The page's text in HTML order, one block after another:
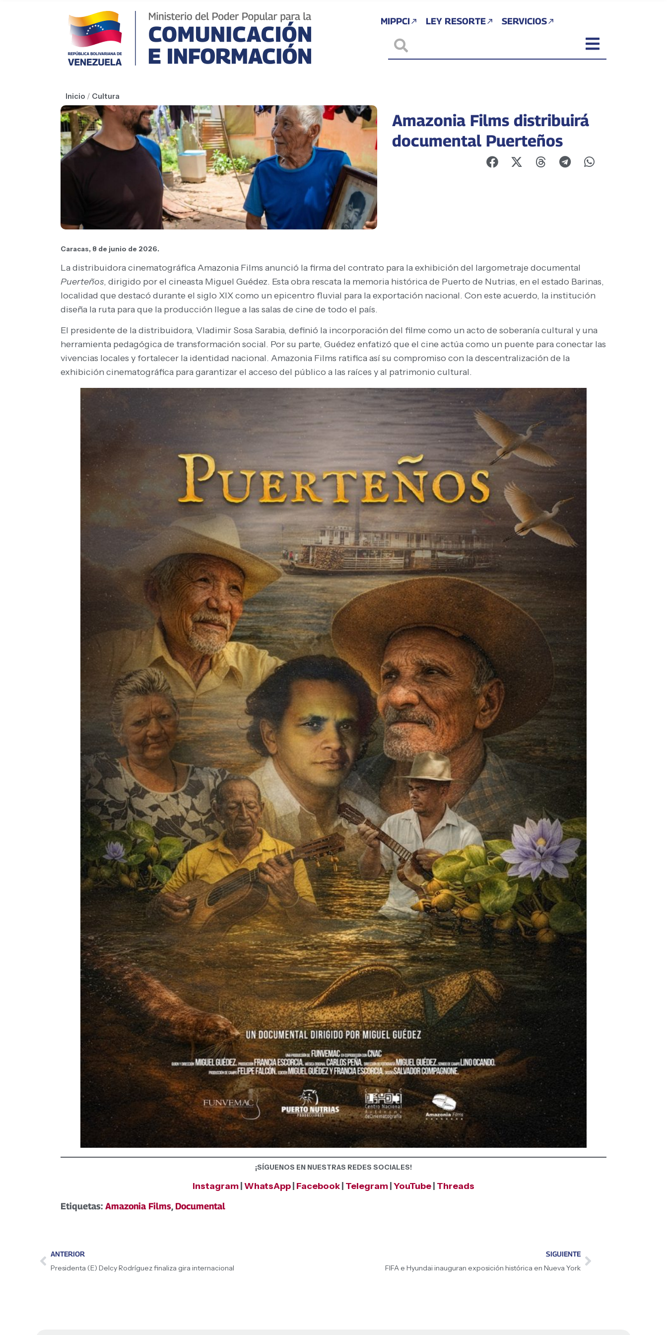
MIPPCI LEY RESORTE SERVICIOS
Inicio / Cultura
Amazonia Films distribuirá
documental Puerteños
Caracas, 8 de junio de 2026.
La distribuidora cinematográfica Amazonia Films anunció la firma del contrato para la exhibición del largometraje documental
Puerteños, dirigido por el cineasta Miguel Guédez. Esta obra rescata la memoria histórica de Puerto de Nutrias, en el estado Barinas,
localidad que destacó durante el siglo XIX como un epicentro fluvial para la exportación nacional. Con este acuerdo, la institución
diseña la ruta para que la producción llegue a las salas de cine de todo el país.
El presidente de la distribuidora, Vladimir Sosa Sarabia, definió la incorporación del filme como un acto de soberanía cultural y una
herramienta pedagógica de transformación social. Por su parte, Guédez enfatizó que el cine actúa como un puente para conectar las
vivencias locales y fortalecer la identidad nacional. Amazonia Films ratifica así su compromiso con la descentralización de la
exhibición cinematográfica para garantizar el acceso del público a las raíces y al patrimonio cultural.
¡SÍGUENOS EN NUESTRAS REDES SOCIALES!
Instagram|WhatsApp| Facebook| Telegram|YouTube| Threads
Etiquetas: Amazonia Films, Documental
ANTERIOR
Presidenta (E) Delcy Rodríguez finaliza gira internacional
SIGUIENTE
FIFA e Hyundai inauguran exposición histórica en Nueva York